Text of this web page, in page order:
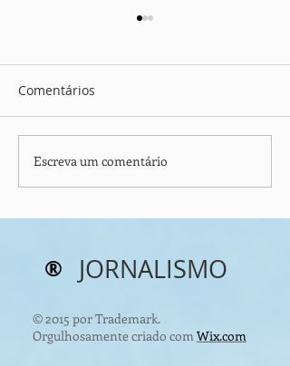
⚠️ CONTRATURAS
MUSCULARES: O Que
Está Travando Seu
Comentários
Escreva um comentário
® JORNALISMO
© 2015 por Trademark.
Orgulhosamente criado comWix.com